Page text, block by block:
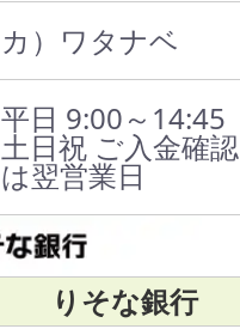
カ）ワタナベ
平日 9:00～14:45
土日祝 ご入金確認
は翌営業日
りそな銀行